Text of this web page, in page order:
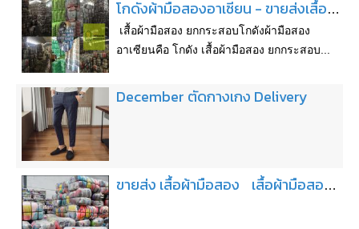
โกดังผ้ามือสองอาเซียน - ขายส่งเสื้อผ้ามือสอง ยกกระสอบ
เสื้อผ้ามือสอง ยกกระสอบโกดังผ้ามือสอง
อาเซียนคือ โกดัง เสื้อผ้ามือสอง ยกกระสอบ...
December ตัดกางเกง Delivery
ขายส่ง เสื้อผ้ามือสอง เสื้อผ้ามือสองยกกระสอบ